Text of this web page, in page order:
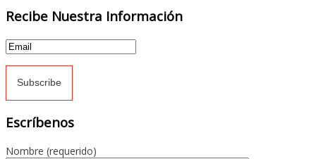
Recibe Nuestra Información
Escríbenos
Nombre (requerido)